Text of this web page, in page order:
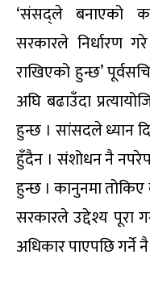
‘संसद्ले बनाएको
सरकारले निर्धारण
राखिएको हुन्छ’
अघि बढाउँदा
हुन्छ । सांसदले ध्यान
हुँदैन । संशोधन नै
हुन्छ । कानुनमा
सरकारले उद्देश्य पूरा
अधिकार पाएपछि गर्ने नै